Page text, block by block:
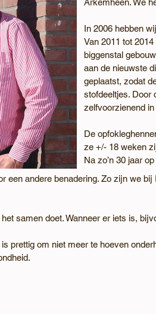
Arkemheen. We
In 2006 hebben
Van 2011 tot
biggenstal
aan de nieuwste
geplaatst, zodat
stofdeeltjes. Door
zelfvoorzienend
De
ze +/- 18 weken
Na zo’n 30 jaar
een andere benadering. Zo zijn we
samen doet. Wanneer er iets is,
prettig om niet meer te hoeven